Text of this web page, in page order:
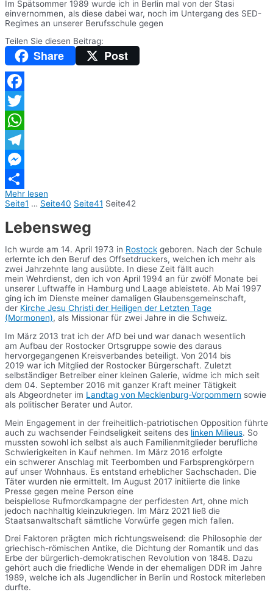
Im Spätsommer 1989 wurde ich in Berlin mal von der Stasi
einvernommen, als diese dabei war, noch im Untergang des SED-
Regimes an unserer Berufsschule gegen
Teilen Sie diesen Beitrag:
Share Post
Facebook
Twitter
WhatsApp
Telegram
Messenger
Teilen
Mehr lesen
Seite1 … Seite40 Seite41 Seite42
Lebensweg
Ich wurde am 14. April 1973 in Rostock geboren. Nach der Schule
erlernte ich den Beruf des Offsetdruckers, welchen ich mehr als
zwei Jahrzehnte lang ausübte. In diese Zeit fällt auch
mein Wehrdienst, den ich von April 1994 an für zwölf Monate bei
unserer Luftwaffe in Hamburg und Laage ableistete. Ab Mai 1997
ging ich im Dienste meiner damaligen Glaubensgemeinschaft,
der Kirche Jesu Christi der Heiligen der Letzten Tage
(Mormonen), als Missionar für zwei Jahre in die Schweiz.
Im März 2013 trat ich der AfD bei und war danach wesentlich
am Aufbau der Rostocker Ortsgruppe sowie des daraus
hervorgegangenen Kreisverbandes beteiligt. Von 2014 bis
2019 war ich Mitglied der Rostocker Bürgerschaft. Zuletzt
selbständiger Betreiber einer kleinen Galerie, widme ich mich seit
dem 04. September 2016 mit ganzer Kraft meiner Tätigkeit
als Abgeordneter im Landtag von Mecklenburg-Vorpommern sowie
als politischer Berater und Autor.
Mein Engagement in der freiheitlich-patriotischen Opposition führte
auch zu wachsender Feindseligkeit seitens des linken Milieus. So
mussten sowohl ich selbst als auch Familienmitglieder berufliche
Schwierigkeiten in Kauf nehmen. Im März 2016 erfolgte
ein schwerer Anschlag mit Teerbomben und Farbsprengkörpern
auf unser Wohnhaus. Es entstand erheblicher Sachschaden. Die
Täter wurden nie ermittelt. Im August 2017 initiierte die linke
Presse gegen meine Person eine
beispiellose Rufmordkampagne der perfidesten Art, ohne mich
jedoch nachhaltig kleinzukriegen. Im März 2021 ließ die
Staatsanwaltschaft sämtliche Vorwürfe gegen mich fallen.
Drei Faktoren prägten mich richtungsweisend: die Philosophie der
griechisch-römischen Antike, die Dichtung der Romantik und das
Erbe der bürgerlich-demokratischen Revolution von 1848. Dazu
gehört auch die friedliche Wende in der ehemaligen DDR im Jahre
1989, welche ich als Jugendlicher in Berlin und Rostock miterleben
durfte.